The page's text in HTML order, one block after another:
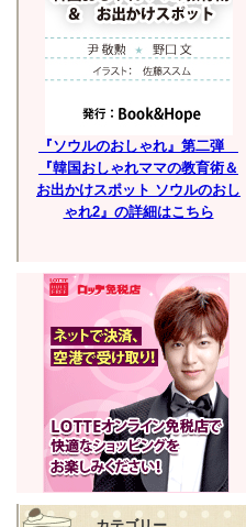
『ソウルのおしゃれ』第二弾
『韓国おしゃれママの教育術＆
お出かけスポット ソウルのおし
ゃれ2』の詳細はこちら